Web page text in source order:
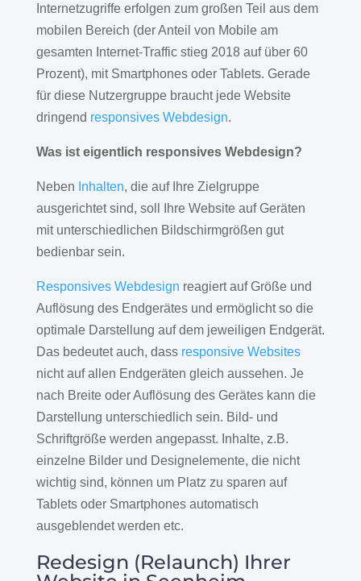
Internetzugriffe erfolgen zum großen Teil aus dem
mobilen Bereich (der Anteil von Mobile am
gesamten Internet-Traffic stieg 2018 auf über 60
Prozent), mit Smartphones oder Tablets. Gerade
für diese Nutzergruppe braucht jede Website
dringend responsives Webdesign.
Was ist eigentlich responsives Webdesign?
Neben Inhalten, die auf Ihre Zielgruppe
ausgerichtet sind, soll Ihre Website auf Geräten
mit unterschiedlichen Bildschirmgrößen gut
bedienbar sein.
Responsives Webdesign reagiert auf Größe und
Auflösung des Endgerätes und ermöglicht so die
optimale Darstellung auf dem jeweiligen Endgerät.
Das bedeutet auch, dass responsive Websites
nicht auf allen Endgeräten gleich aussehen. Je
nach Breite oder Auflösung des Gerätes kann die
Darstellung unterschiedlich sein. Bild- und
Schriftgröße werden angepasst. Inhalte, z.B.
einzelne Bilder und Designelemente, die nicht
wichtig sind, können um Platz zu sparen auf
Tablets oder Smartphones automatisch
ausgeblendet werden etc.
Redesign (Relaunch) Ihrer